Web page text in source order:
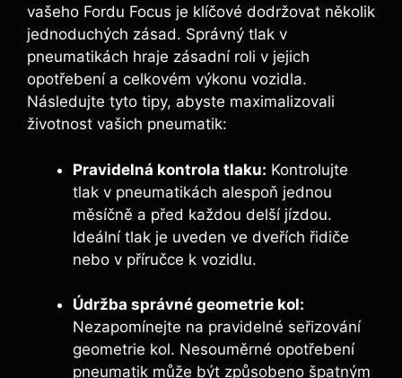
vašeho Fordu Focus je klíčové dodržovat několik
jednoduchých zásad. Správný tlak v
pneumatikách hraje zásadní roli v jejich
opotřebení a celkovém výkonu vozidla.
Následujte tyto tipy, abyste maximalizovali
životnost vašich pneumatik:
Pravidelná kontrola tlaku: Kontrolujte
tlak v pneumatikách alespoň jednou
měsíčně a před každou delší jízdou.
Ideální tlak je uveden ve dveřích řidiče
nebo v příručce k vozidlu.
Údržba správné geometrie kol:
Nezapomínejte na pravidelné seřizování
geometrie kol. Nesouměrné opotřebení
pneumatik může být způsobeno špatným